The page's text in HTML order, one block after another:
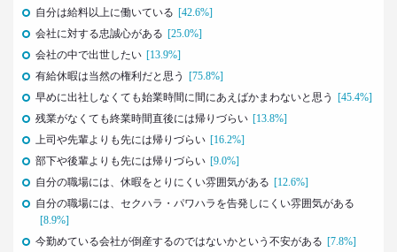
三矢正浩
2019.02.27
｢無趣味になっていく日本人｣の実態と背景事情
生活総研 上席研究員
三矢正浩
2019.01.16
それでも｢現金派｣という男女3人が語る理由
三矢正浩
自分は給料以上に働いている [42.6%]
会社に対する忠誠心がある [25.0%]
会社の中で出世したい [13.9%]
有給休暇は当然の権利だと思う
[75.8%]
早めに出社しなくても始業時間に間にあえばかまわないと思う
[45.4%]
残業がなくても終業時間直後には帰りづらい [13.8%]
上司や先輩よりも先には帰りづらい [16.2%]
部下や後輩よりも先には帰りづらい [9.0%]
自分の職場には、休暇をとりにくい雰囲気がある [12.6%]
自分の職場には、セクハラ・パワハラを告発しにくい雰囲気がある
[8.9%]
今勤めている会社が倒産するのではないかという不安がある [7.8%]